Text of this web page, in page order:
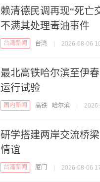
赖清德民调再现“死亡
不满其处理毒油事件
台湾新闻 台湾 2026-08-06
最北高铁哈尔滨至伊
运行试验
国内新闻 高铁 哈尔滨
研学搭建两岸交流桥
情谊
台湾新闻 厦门 2026-08-06